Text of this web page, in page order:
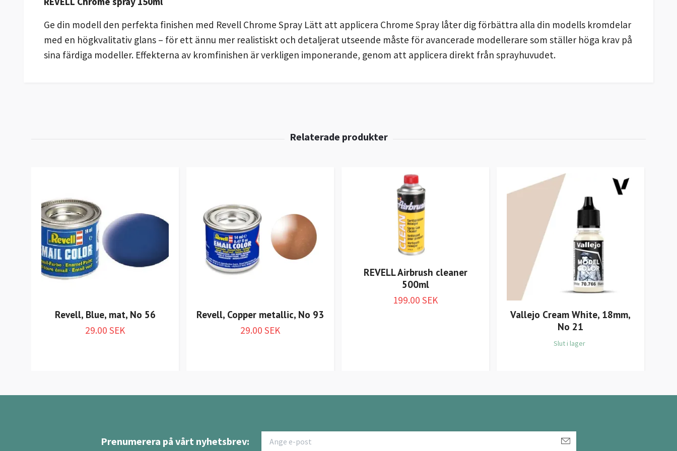
Ge din modell den perfekta finishen med Revell Chrome Spray Lätt att applicera Chrome Spray låter dig förbättra alla din modells kromdelar
med en högkvalitativ glans – för ett ännu mer realistiskt och detaljerat utseende måste för avancerade modellerare som ställer höga krav på
sina färdiga modeller. Effekterna av kromfinishen är verkligen imponerande, genom att applicera direkt från sprayhuvudet.
Revell, Blue, mat, No 56
29.00 SEK
Revell, Copper metallic, No 93
29.00 SEK
REVELL Airbrush cleaner
500ml
199.00 SEK
Vallejo Cream White, 18mm,
No 21
Slut i lager
Prenumerera på vårt nyhetsbrev: